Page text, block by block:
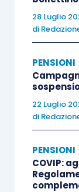
viene
inserire
lavoratori
28 Luglio
di
PENSIONI
22 Luglio
di
PENSIONI
COVIP: